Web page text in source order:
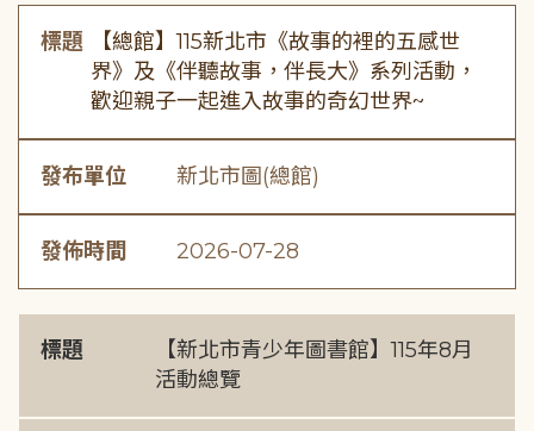
標題
【總館】115新北市《故事的裡的五感世
界》及《伴聽故事，伴長大》系列活動，
歡迎親子一起進入故事的奇幻世界~
發布單位 新北市圖(總館)
發佈時間 2026-07-28
標題
【新北市青少年圖書館】115年8月
活動總覽